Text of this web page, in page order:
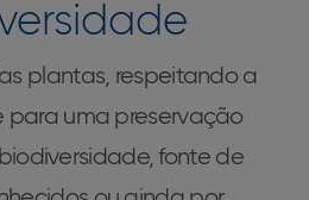
plantas, respeitando a
para uma preservação
fonte de